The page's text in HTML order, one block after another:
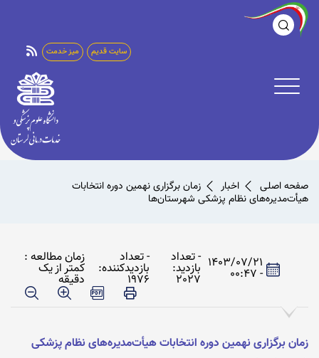
میز خدمت سایت قدیم
صفحه اصلی اخبار
زمان برگزاری نهمین دوره انتخابات
هیأت‌مدیره‌های نظام پزشکی شهرستان‌ها
1403/07/21
- 00:47
- تعداد
بازدید:
2027
- تعداد
بازدیدکننده:
1976
زمان مطالعه :
کمتر از یک
دقیقه
زمان برگزاری نهمین دوره انتخابات هیأت‌مدیره‌های نظام پزشکی